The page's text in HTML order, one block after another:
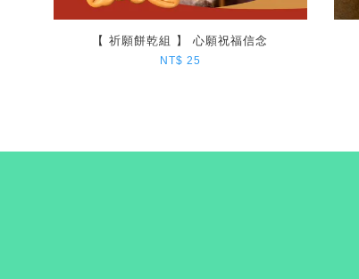
【 祈願餅乾組 】 心願祝福信念
NT$ 25